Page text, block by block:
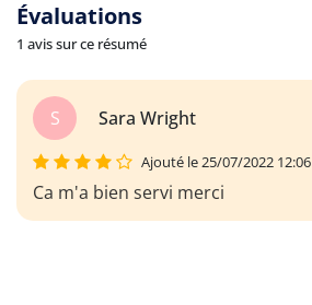
Évaluations
1 avis sur ce résumé
S Sara Wright
Ajouté le 25/07/2022 12:06
Ca m'a bien servi merci